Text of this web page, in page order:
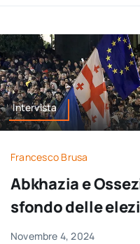
Intervista
Francesco Brusa
Abkhazia e
sfondo delle
Novembre 4, 2024